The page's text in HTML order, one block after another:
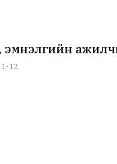
эмнэлгийн
12